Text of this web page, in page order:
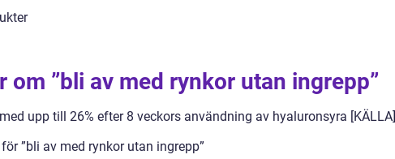
om ”bli av med rynkor utan ingrepp”
upp till 26% efter 8 veckors användning av hyaluronsyra [KÄLLA]
”bli av med rynkor utan ingrepp”